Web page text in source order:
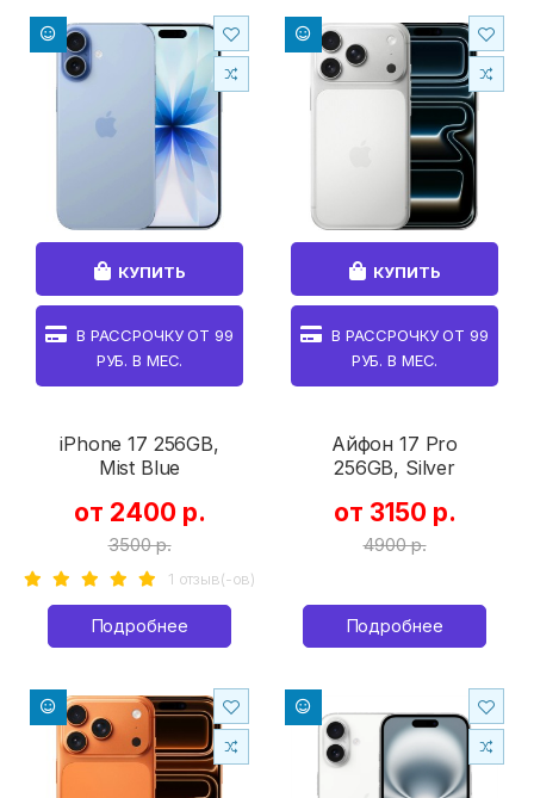
КУПИТЬ
В РАССРОЧКУ ОТ 99
РУБ. В МЕС.
iPhone 17 256GB,
Mist Blue
от 2400 р.
3500 р.
1 отзыв(-ов)
Подробнее
КУПИТЬ
В РАССРОЧКУ ОТ 99
РУБ. В МЕС.
Айфон 17 Pro
256GB, Silver
от 3150 р.
4900 р.
Подробнее